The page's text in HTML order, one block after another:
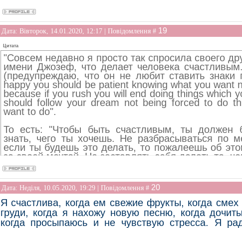
Дата: Вівторок, 14.01.2020, 12:17 | Повідомлення # 19
Цитата
"Совсем недавно я просто так спросила своего
имени Джозеф, что делает человека
(предупреждаю, что он не любит ставить знаки
happy you should be patient knowing what you want
because if you rush you will end doing things which
should follow your dream not being forced to do
want to do".
То есть: "Чтобы быть счастливым, ты должен
знать, чего ты хочешь. Не разбрасываться по
если ты будешь это делать, то пожалеешь об
за своей мечтой. Не заставлять себя делать то,
Я искренне разделяю это мнение. Несмотря на
думать, что в жизни неизбежно постоянно
хочется. Но это не так. Однажды я
выражение: "Если ты заставляешь себя делать
как машина, которая едет с нажатыми
хватит". Это про выгорание.
Дата: Неділя, 10.05.2020, 19:29 | Повідомлення # 20
Я счастлива, когда ем свежие фрукты, когда
груди, когда я нахожу новую песню, когда
когда просыпаюсь и не чувствую стресса. Я